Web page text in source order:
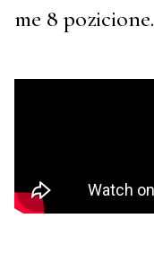
me 8 pozicione.